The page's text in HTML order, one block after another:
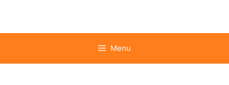
content
Menu